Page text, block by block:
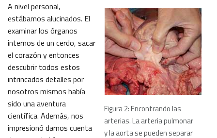
Figura 2: Encontrando las
arterias. La arteria pulmonar
y la aorta se pueden separar
A nivel personal,
estábamos alucinados. El
examinar los órganos
internos de un cerdo, sacar
el corazón y entonces
descubrir todos estos
intrincados detalles por
nosotros mismos había
sido una aventura
científica. Además, nos
impresionó darnos cuenta